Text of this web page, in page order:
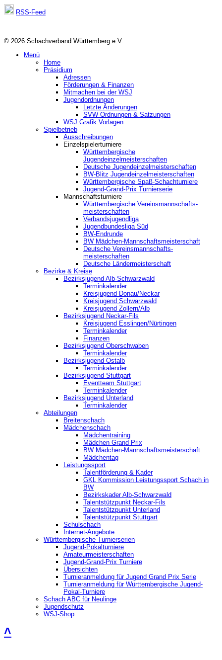
RSS-Feed
© 2026 Schachverband Württemberg e.V.
Menü
Home
Präsidium
Adressen
Förderungen & Finanzen
Mitmachen bei der WSJ
Jugendordnungen
Letzte Änderungen
SVW Ordnungen & Satzungen
WSJ Grafik Vorlagen
Spielbetrieb
Ausschreibungen
Einzelspielerturniere
Württembergische
Jugendeinzelmeisterschaften
Deutsche Jugendeinzelmeisterschaften
BW-Blitz Jugendeinzelmeisterschaften
Württembergische Spaß-Schachturniere
Jugend-Grand-Prix Turnierserie
Mannschaftsturniere
Württembergische Vereinsmannschafts-
meisterschaften
Verbandsjugendliga
Jugendbundesliga Süd
BW-Endrunde
BW Mädchen-Mannschaftsmeisterschaft
Deutsche Vereinsmannschafts-
meisterschaften
Deutsche Ländermeisterschaft
Bezirke & Kreise
Bezirksjugend Alb-Schwarzwald
Terminkalender
Kreisjugend Donau/Neckar
Kreisjugend Schwarzwald
Kreisjugend Zollern/Alb
Bezirksjugend Neckar-Fils
Kreisjugend ‎Esslingen/Nürtingen
Terminkalender
Finanzen
Bezirksjugend Oberschwaben
Terminkalender
Bezirksjugend Ostalb
Terminkalender
Bezirksjugend Stuttgart
‎Eventteam Stuttgart
Terminkalender
Bezirksjugend Unterland
Terminkalender
Abteilungen
Breitenschach
Mädchenschach
Mädchentraining
Mädchen Grand Prix
BW Mädchen-Mannschaftsmeisterschaft
Mädchentag
Leistungssport
Talentförderung & Kader
GKL Kommission Leistungssport Schach in
BW
Bezirkskader Alb-Schwarzwald
Talentstützpunkt Neckar-Fils
Talentstützpunkt Unterland
Talentstützpunkt Stuttgart
Schulschach
Internet-Angebote
Württembergische Turnierserien
Jugend-Pokalturniere
Amateurmeisterschaften
Jugend-Grand-Prix Turniere
Übersichten
Turnieranmeldung für Jugend Grand Prix Serie
Turnieranmeldung für Württembergische Jugend-
Pokal-Turniere
Schach ABC für Neulinge
Jugendschutz
WSJ-Shop
˄